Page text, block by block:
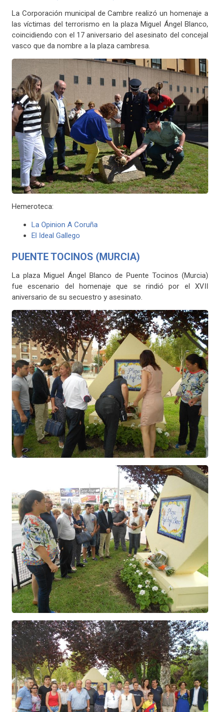
La Corporación municipal de Cambre realizó un homenaje a
las víctimas del terrorismo en la plaza Miguel Ángel Blanco,
coincidiendo con el 17 aniversario del asesinato del concejal
vasco que da nombre a la plaza cambresa.
Hemeroteca:
La Opinion A Coruña
El Ideal Gallego
PUENTE TOCINOS (MURCIA)
La plaza Miguel Ángel Blanco de Puente Tocinos (Murcia)
fue escenario del homenaje que se rindió por el XVII
aniversario de su secuestro y asesinato.